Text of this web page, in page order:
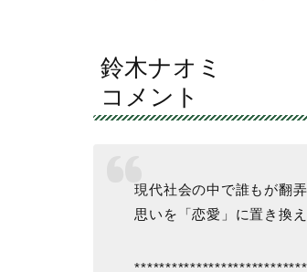
鈴木ナオミ
コメント
現代社会の中で誰もが翻
思いを「恋愛」に置き換